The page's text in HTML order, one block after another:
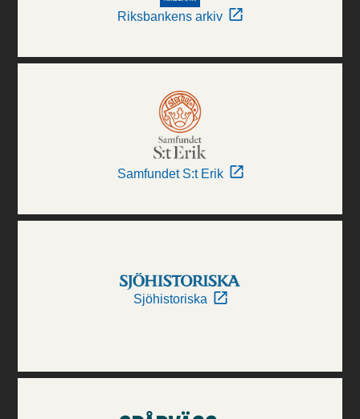
Riksbankens arkiv
Samfundet S:t Erik
Sjöhistoriska